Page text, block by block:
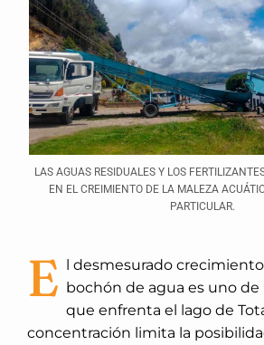
LAS AGUAS RESIDUALES Y LOS
EN EL CREIMIENTO DE LA MALEZA
PARTICULAR.
E l desmesurado
bochón de agua es uno
que enfrenta el lago de
concentración limita la